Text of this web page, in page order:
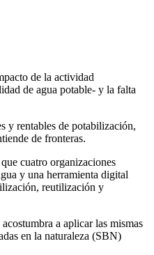
de la actividad
de agua potable- y la falta
y rentables de potabilización,
de fronteras.
cuatro organizaciones
y una herramienta digital
reutilización y
a aplicar las mismas
en la naturaleza (SBN)